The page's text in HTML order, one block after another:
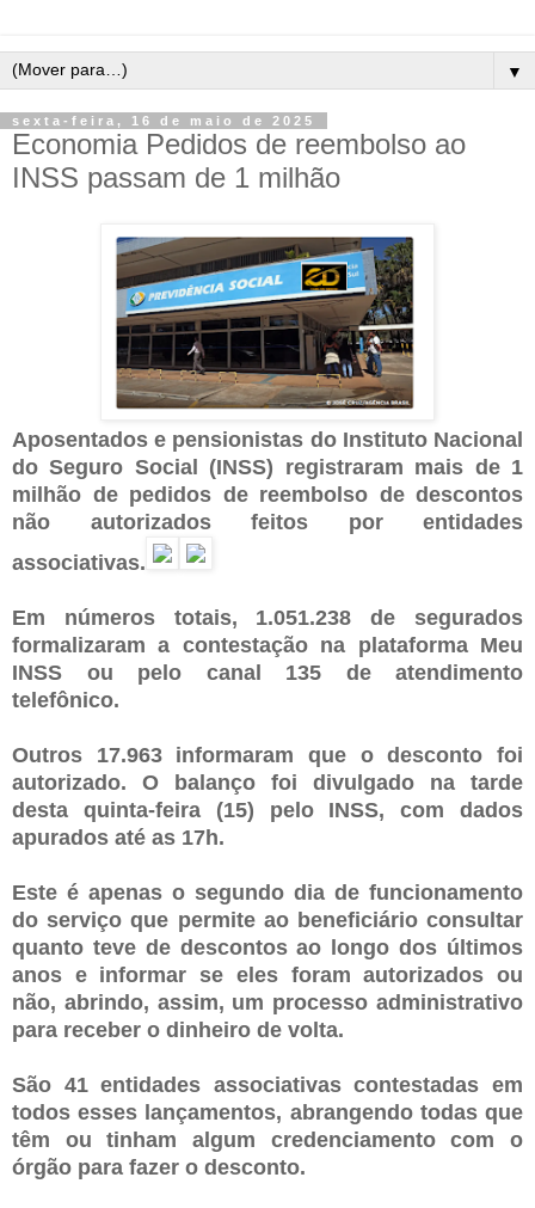
▼
sexta-feira, 16 de maio de 2025
Economia Pedidos de reembolso ao
INSS passam de 1 milhão
Aposentados e pensionistas do Instituto Nacional
do Seguro Social (INSS) registraram mais de 1
milhão de pedidos de reembolso de descontos
não autorizados feitos por entidades
associativas.
Em números totais, 1.051.238 de segurados
formalizaram a contestação na plataforma Meu
INSS ou pelo canal 135 de atendimento
telefônico.
Outros 17.963 informaram que o desconto foi
autorizado. O balanço foi divulgado na tarde
desta quinta-feira (15) pelo INSS, com dados
apurados até as 17h.
Este é apenas o segundo dia de funcionamento
do serviço que permite ao beneficiário consultar
quanto teve de descontos ao longo dos últimos
anos e informar se eles foram autorizados ou
não, abrindo, assim, um processo administrativo
para receber o dinheiro de volta.
São 41 entidades associativas contestadas em
todos esses lançamentos, abrangendo todas que
têm ou tinham algum credenciamento com o
órgão para fazer o desconto.